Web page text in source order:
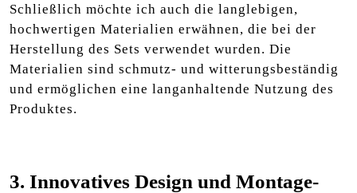
Schließlich möchte ich auch die langlebigen,
hochwertigen Materialien erwähnen, die bei der
Herstellung des Sets verwendet wurden. Die
Materialien sind schmutz- und witterungsbeständig
und ermöglichen eine langanhaltende Nutzung des
Produktes.
3. Innovatives Design und Montage-